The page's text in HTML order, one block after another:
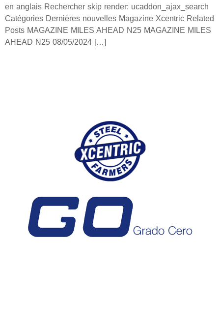
en anglais Rechercher skip render: ucaddon_ajax_search
Catégories Dernières nouvelles Magazine Xcentric Related
Posts MAGAZINE MILES AHEAD N25 MAGAZINE MILES
AHEAD N25 08/05/2024 […]